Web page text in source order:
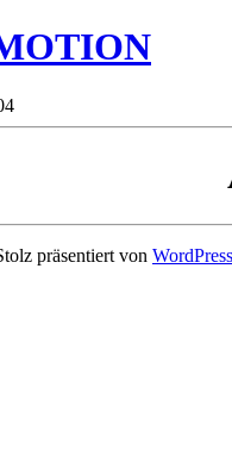
präsentiert von WordPress